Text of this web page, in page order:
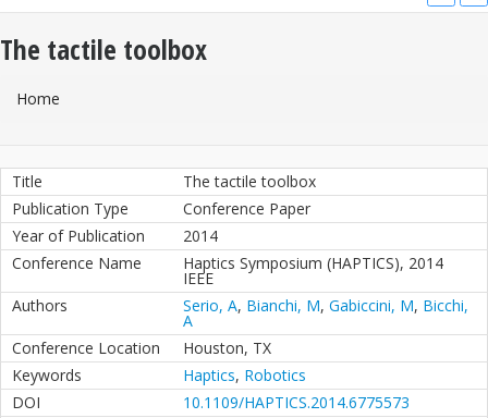
The tactile toolbox
You Are Here
Home
Title
The tactile toolbox
Publication Type
Conference Paper
Year of Publication
2014
Conference Name
Haptics Symposium (HAPTICS), 2014
IEEE
Authors
Serio, A, Bianchi, M, Gabiccini, M, Bicchi,
A
Conference Location
Houston, TX
Keywords
Haptics, Robotics
DOI
10.1109/HAPTICS.2014.6775573